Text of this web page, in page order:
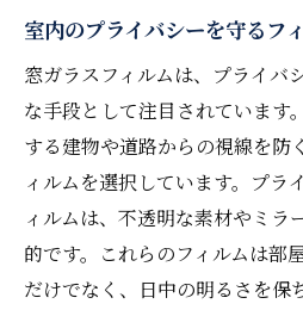
室内のプライバシーを守るフ
窓ガラスフィルムは、プライバ
な手段として注目されています
する建物や道路からの視線を防
ィルムを選択しています。プラ
ィルムは、不透明な素材やミラ
的です。これらのフィルムは部
だけでなく、日中の明るさを保